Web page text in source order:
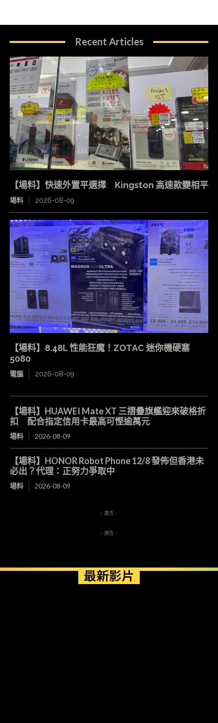
Recent Articles
【場料】快速外置平選擇 Kingston 高速款變相平
場料 2026-08-09
【場料】8.48L 性能狂魔！ZOTAC 迷你機硬塞
5080
電腦 2026-08-09
【場料】HUAWEI Mate XT 三摺疊旗艦迎來破格折
扣 配合指定信用卡最高可慳逾萬元
場料 2026-08-09
【場料】HONOR Robot Phone 12/8 發佈但香港未
必出？代理：正努力爭取中
場料 2026-08-09
- 廣告 -
- 廣告 -
最新影片